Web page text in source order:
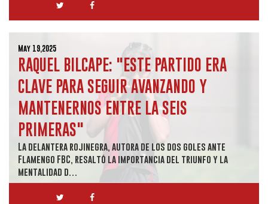
May 19,2025
RAQUEL BILCAPE: "ESTE PARTIDO ERA
CLAVE PARA SEGUIR AVANZANDO Y
MANTENERNOS ENTRE LA SEIS
PRIMERAS"
La delantera rojinegra, autora de los dos goles ante
Flamengo FBC, resaltó la importancia del triunfo y la
mentalidad d…